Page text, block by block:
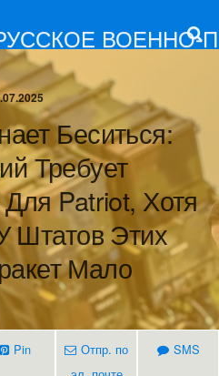
ВОЕННО-
Беситься:
Требует
Patriot, Хотя
Штатов Этих
Мало
Pin
Отпр. по
SMS